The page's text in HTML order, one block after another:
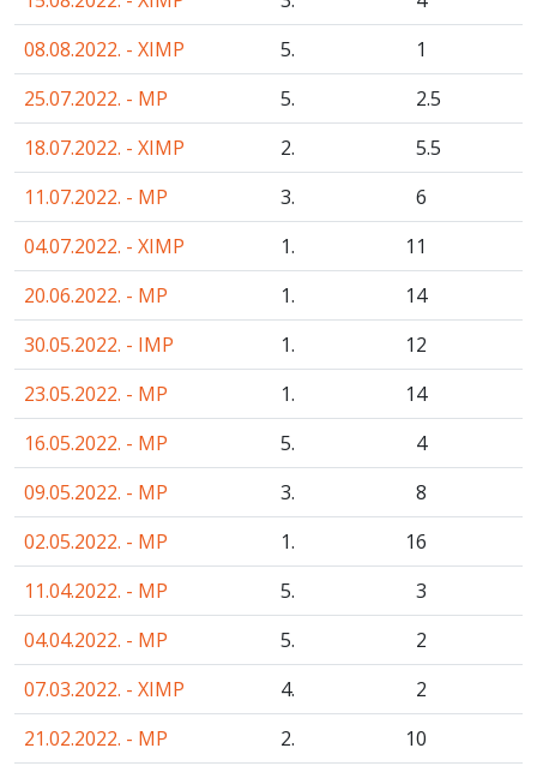
08.08.2022. - XIMP
5.
1
25.07.2022. - MP
5. 2.5
18.07.2022. - XIMP
2. 5.5
11.07.2022. - MP
3.
6
04.07.2022. - XIMP
1.
11
20.06.2022. - MP
1.
14
30.05.2022. - IMP
1.
12
23.05.2022. - MP
1.
14
16.05.2022. - MP
5.
4
09.05.2022. - MP
3.
8
02.05.2022. - MP
1.
16
11.04.2022. - MP
5.
3
04.04.2022. - MP
5.
2
07.03.2022. - XIMP
4.
2
21.02.2022. - MP
2.
10